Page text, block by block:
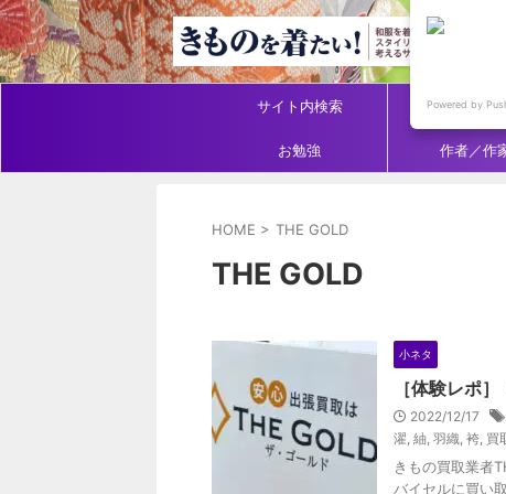
サイト内検索 アイテム
お勉強 作者／作
HOME > THE GOLD
THE GOLD
小ネタ
［体験レポ
2022/12/17
濯 紬 羽織 袴 買
きもの買取業者
バイセルに買い
Powered by